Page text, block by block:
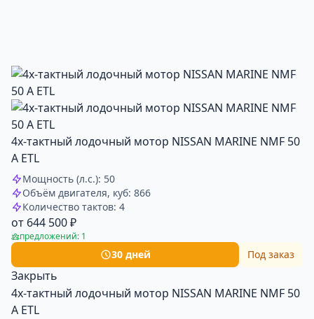
4х-тактный лодочный мотор NISSAN MARINE NMF 50
A ETL
Мощность (л.с.): 50
Объём двигателя, куб: 866
Количество тактов: 4
от 644 500 ₽
предложений: 1
30 дней Под заказ
Закрыть
4х-тактный лодочный мотор NISSAN MARINE NMF 50
A ETL